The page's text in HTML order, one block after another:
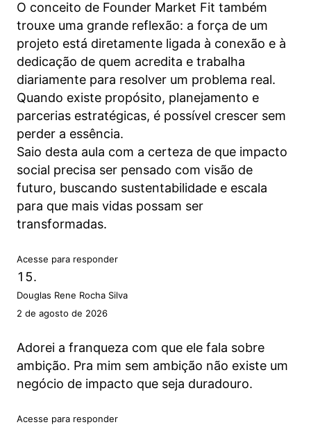
O conceito de Founder Market Fit também
trouxe uma grande reflexão: a força de um
projeto está diretamente ligada à conexão e à
dedicação de quem acredita e trabalha
diariamente para resolver um problema real.
Quando existe propósito, planejamento e
parcerias estratégicas, é possível crescer sem
perder a essência.
Saio desta aula com a certeza de que impacto
social precisa ser pensado com visão de
futuro, buscando sustentabilidade e escala
para que mais vidas possam ser
transformadas.
Acesse para responder
Douglas Rene Rocha Silva
2 de agosto de 2026
Adorei a franqueza com que ele fala sobre
ambição. Pra mim sem ambição não existe um
negócio de impacto que seja duradouro.
Acesse para responder